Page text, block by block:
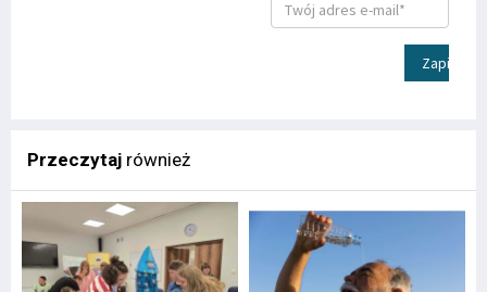
Zapisz
Przeczytaj również